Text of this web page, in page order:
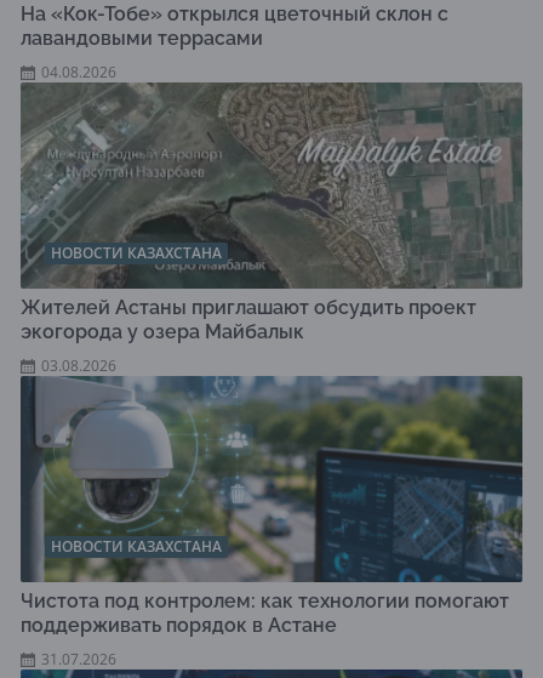
На «Кок-Тобе» открылся цветочный склон с
лавандовыми террасами
04.08.2026
НОВОСТИ КАЗАХСТАНА
Жителей Астаны приглашают обсудить проект
экогорода у озера Майбалык
03.08.2026
НОВОСТИ КАЗАХСТАНА
Чистота под контролем: как технологии помогают
поддерживать порядок в Астане
31.07.2026